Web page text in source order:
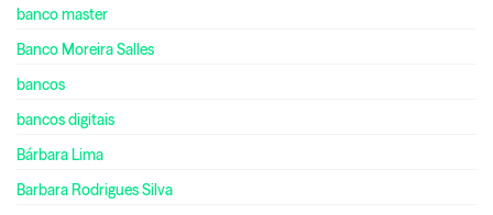
banco master
Banco Moreira Salles
bancos
bancos digitais
Bárbara Lima
Barbara Rodrigues Silva